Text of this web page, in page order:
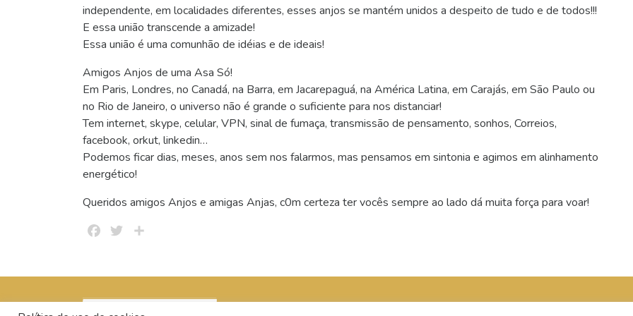
independente, em localidades diferentes, esses anjos se mantém unidos a despeito de tudo e de todos!!!
E essa união transcende a amizade!
Essa união é uma comunhão de idéias e de ideais!
Amigos Anjos de uma Asa Só!
Em Paris, Londres, no Canadá, na Barra, em Jacarepaguá, na América Latina, em Carajás, em São Paulo ou
no Rio de Janeiro, o universo não é grande o suficiente para nos distanciar!
Tem internet, skype, celular, VPN, sinal de fumaça, transmissão de pensamento, sonhos, Correios,
facebook, orkut, linkedin…
Podemos ficar dias, meses, anos sem nos falarmos, mas pensamos em sintonia e agimos em alinhamento
energético!
Queridos amigos Anjos e amigas Anjas, c0m certeza ter vocês sempre ao lado dá muita força para voar!
FacebookTwitter